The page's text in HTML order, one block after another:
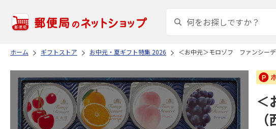
ホーム ギフトストア お中元・夏ギフト特集 2026 ＜お中元＞モロゾフ ファンシーデ
＜